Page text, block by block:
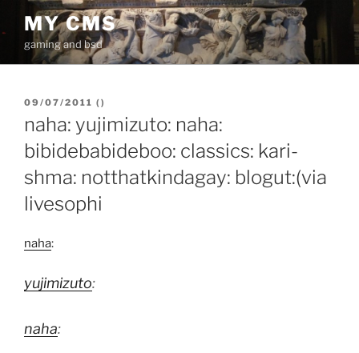
İçeriğe
MY CMS
gaming and bsd
YAYIM
TARIHI
09/07/2011 ( )
naha: yujimizuto: naha:
bibidebabideboo: classics: kari-
shma: notthatkindagay: blogut:(via
livesophi
naha:
yujimizuto:
naha: